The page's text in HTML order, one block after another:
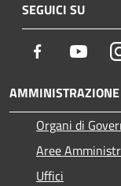
SEGUICI SU
Facebook
AMMINISTRAZIONE
Organi di
Aree
Uffici